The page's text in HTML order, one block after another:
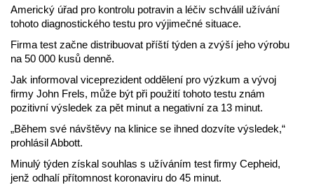
Americký úřad pro kontrolu potravin a léčiv schválil užívání
tohoto diagnostického testu pro výjimečné situace.
Firma test začne distribuovat příští týden a zvýší jeho výrobu
na 50 000 kusů denně.
Jak informoval viceprezident oddělení pro výzkum a vývoj
firmy John Frels, může být při použití tohoto testu znám
pozitivní výsledek za pět minut a negativní za 13 minut.
„Během své návštěvy na klinice se ihned dozvíte výsledek,“
prohlásil Abbott.
Minulý týden získal souhlas s užíváním test firmy Cepheid,
jenž odhalí přítomnost koronaviru do 45 minut.